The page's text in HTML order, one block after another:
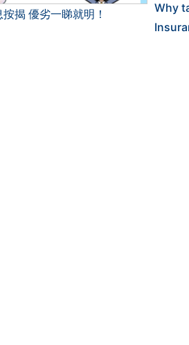
定息按揭 優劣一睇就明！
Why